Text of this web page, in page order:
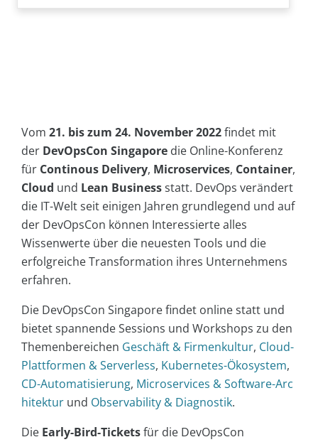
Vom 21. bis zum 24. November 2022findet mit
der DevOpsCon Singapore die Online-Konferenz
für Continous Delivery, Microservices, Container,
Cloud und Lean Businessstatt. DevOps verändert
die IT-Welt seit einigen Jahren grundlegend und auf
der DevOpsCon können Interessierte alles
Wissenwerte über die neuesten Tools und die
erfolgreiche Transformation ihres Unternehmens
erfahren.
Die DevOpsCon Singapore findet online statt und
bietet spannende Sessions und Workshops zu den
Themenbereichen Geschäft & Firmenkultur, Cloud-
Plattformen & Serverless, Kubernetes-Ökosystem,
CD-Automatisierung, Microservices & Software-Arc
hitektur und Observability & Diagnostik.
Die Early-Bird-Ticketsfür die DevOpsCon